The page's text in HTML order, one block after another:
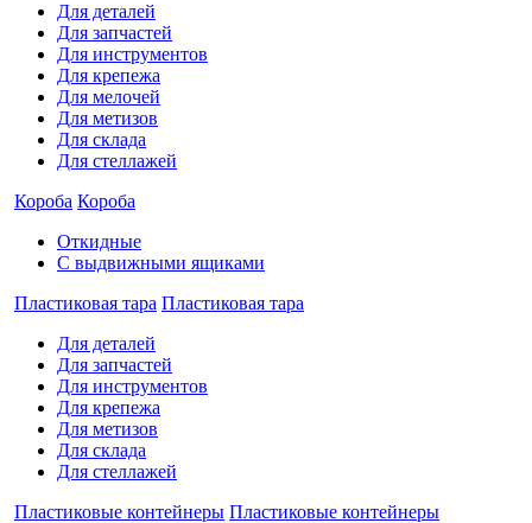
Для деталей
Для запчастей
Для инструментов
Для крепежа
Для мелочей
Для метизов
Для склада
Для стеллажей
Короба Короба
Откидные
С выдвижными ящиками
Пластиковая тара Пластиковая тара
Для деталей
Для запчастей
Для инструментов
Для крепежа
Для метизов
Для склада
Для стеллажей
Пластиковые контейнеры Пластиковые контейнеры